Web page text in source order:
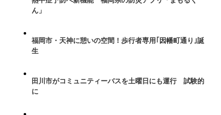
ん」
福岡市・天神に憩いの空間！歩行者専用｢因幡町通り｣誕
生
田川市がコミュニティーバスを土曜日にも運行 試験的
に